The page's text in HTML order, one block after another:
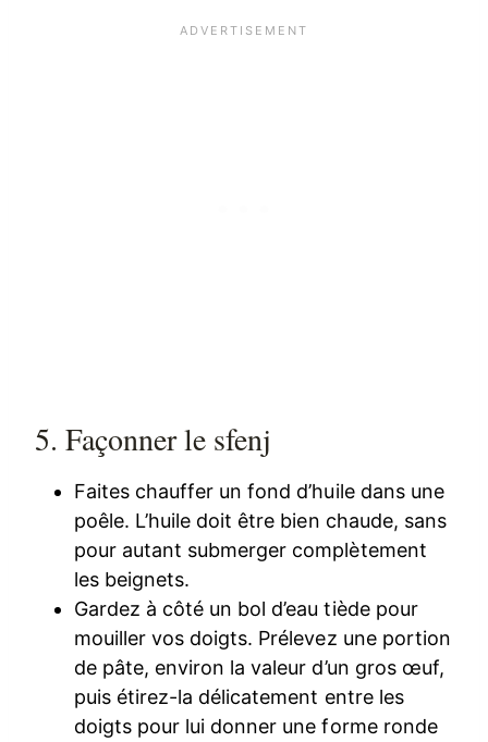
5. Façonner le sfenj
Faites chauffer un fond d’huile dans une
poêle. L’huile doit être bien chaude, sans
pour autant submerger complètement
les beignets.
Gardez à côté un bol d’eau tiède pour
mouiller vos doigts. Prélevez une portion
de pâte, environ la valeur d’un gros œuf,
puis étirez-la délicatement entre les
doigts pour lui donner une forme ronde